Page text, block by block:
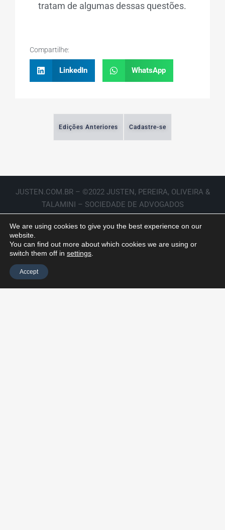
tratam de algumas dessas questões.
Compartilhe:
LinkedIn WhatsApp
Edições Anteriores Cadastre-se
JUSTEN.COM.BR – ©2022 JUSTEN, PEREIRA, OLIVEIRA &
TALAMINI – SOCIEDADE DE ADVOGADOS
We are using cookies to give you the best experience on our
website.
You can find out more about which cookies we are using or
switch them off in settings
Accept